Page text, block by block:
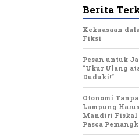
Berita
Kekuasaan
Fiksi
Pesan untuk
“Ukur Ulang
Duduki!”
Otonomi
Lampung
Mandiri Fiskal
Pasca